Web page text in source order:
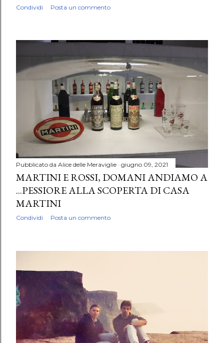
Condividi Posta un commento
Pubblicato da Alice delle Meraviglie giugno 09, 2021
MARTINI E ROSSI, DOMANI ANDIAMO A
...PESSIORE ALLA SCOPERTA DI CASA
MARTINI
Condividi Posta un commento